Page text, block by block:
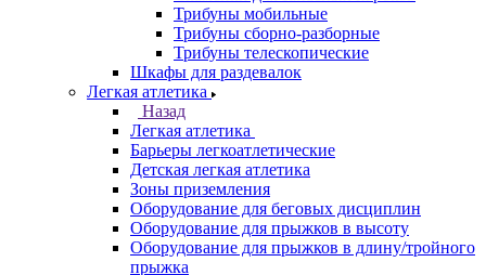
Трибуны мобильные
Трибуны сборно-разборные
Трибуны телескопические
Шкафы для раздевалок
Легкая атлетика
Назад
Легкая атлетика
Барьеры легкоатлетические
Детская легкая атлетика
Зоны приземления
Оборудование для беговых дисциплин
Оборудование для прыжков в высоту
Оборудование для прыжков в длину/тройного
прыжка